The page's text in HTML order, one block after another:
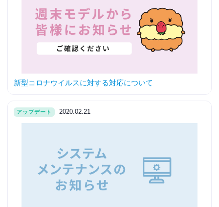
新型コロナウイルスに対する対応について
アップデート 2020.02.21